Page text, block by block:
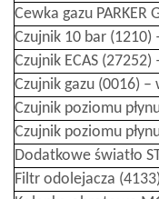
Cewka gazu
Czujnik 10 bar
Czujnik ECAS
Czujnik gazu (0016)
Czujnik poziomu
Czujnik poziomu
Dodatkowe światło
Filtr odolejacza